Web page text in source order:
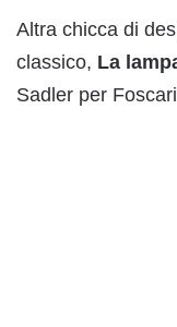
Altra chicca di
classico, La
Sadler per